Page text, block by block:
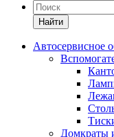
Найти
Автосервисное
Домкраты